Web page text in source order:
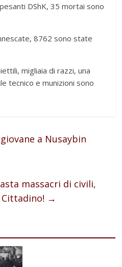
DShK, 35 mortai sono
8762 sono state
migliaia di razzi, una
tecnico e munizioni sono
a Nusaybin
massacri di civili,
→